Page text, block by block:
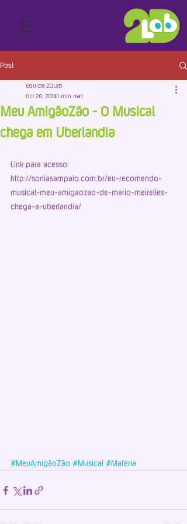
Post
Meu AmigãoZão - O Musical
chega em Uberlândia
Equipe 2DLab
Oct 20, 20141 min read
Link para acesso:
http://soniasampaio.com.br/eu-recomendo-
musical-meu-amigaozao-de-mario-meirelles-
chega-a-uberlandia/
#MeuAmigãoZão #Musical #Matéria